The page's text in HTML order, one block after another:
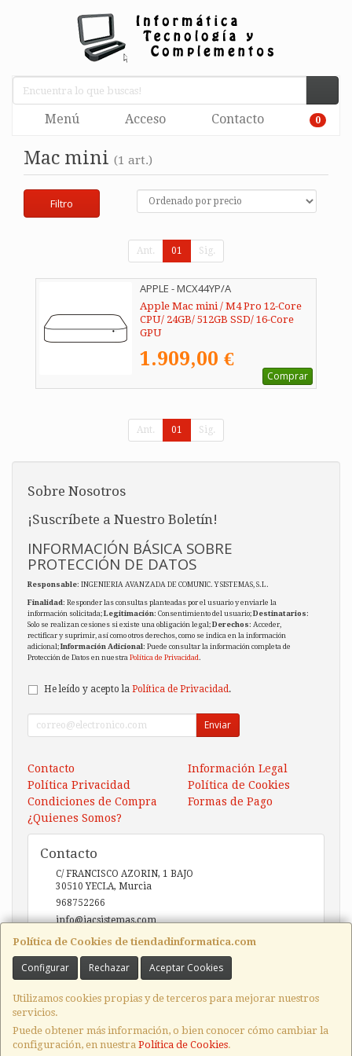
Menú Acceso Contacto 0
Mac mini (1 art.)
Filtro
Ant. 01 Sig.
APPLE - MCX44YP/A
Apple Mac mini / M4 Pro 12-Core
CPU/ 24GB/ 512GB SSD/ 16-Core
GPU
1.909,00 €
Comprar
Ant. 01 Sig.
Política de Cookies de tiendadinformatica.com
Configurar Rechazar Aceptar Cookies
Utilizamos cookies propias y de terceros para mejorar nuestros
servicios.
Puede obtener más información, o bien conocer cómo cambiar la
configuración, en nuestra Política de Cookies.
Sobre Nosotros
¡Suscríbete a Nuestro Boletín!
INFORMACIÓN BÁSICA SOBRE
PROTECCIÓN DE DATOS
Responsable: INGENIERIA AVANZADA DE COMUNIC. Y SISTEMAS, S.L.
Finalidad: Responder las consultas planteadas por el usuario y enviarle la
información solicitada;Legitimación: Consentimiento del usuario;Destinatarios:
Solo se realizan cesiones si existe una obligación legal;Derechos: Acceder,
rectificar y suprimir, así como otros derechos, como se indica en la información
adicional;Información Adicional: Puede consultar la información completa de
Protección de Datos en nuestra Política de Privacidad.
He leído y acepto la Política de Privacidad .
Enviar
Contacto
Información Legal
Política Privacidad
Política de Cookies
Condiciones de Compra
Formas de Pago
¿Quienes Somos?
Contacto
C/ FRANCISCO AZORIN, 1 BAJO
30510 YECLA, Murcia
968752266
info@iacsistemas.com
Horario
, , , , España. - C.I.F.: B73123127 - Tfno: